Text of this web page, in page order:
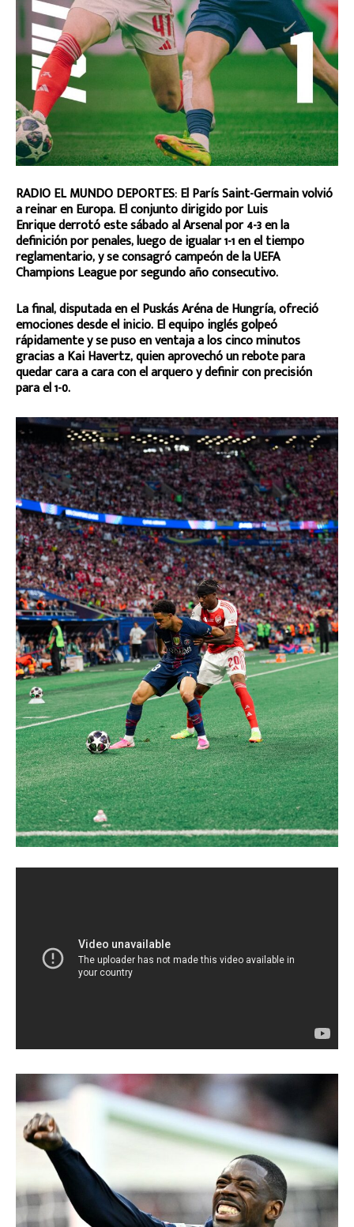
RADIO EL MUNDO DEPORTES: El París Saint-Germain volvió
a reinar en Europa. El conjunto dirigido por Luis
Enrique derrotó este sábado al Arsenal por 4-3 en la
definición por penales, luego de igualar 1-1 en el tiempo
reglamentario, y se consagró campeón de la UEFA
Champions League por segundo año consecutivo.
La final, disputada en el Puskás Aréna de Hungría, ofreció
emociones desde el inicio. El equipo inglés golpeó
rápidamente y se puso en ventaja a los cinco minutos
gracias a Kai Havertz, quien aprovechó un rebote para
quedar cara a cara con el arquero y definir con precisión
para el 1-0.